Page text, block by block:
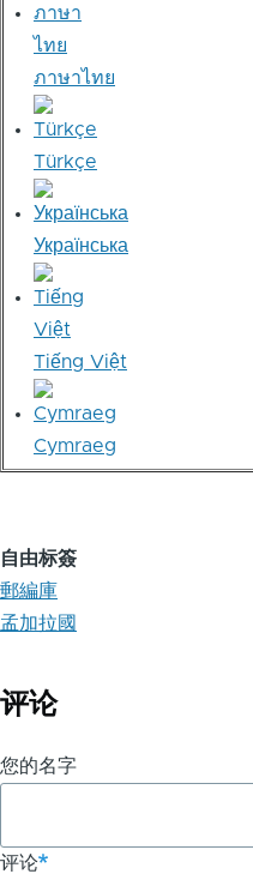
ภาษาไทย
Türkçe
Українська
Tiếng Việt
Cymraeg
自由标簽
郵編庫
孟加拉國
评论
您的名字
评论